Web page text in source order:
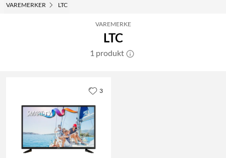
VAREMERKER LTC
VAREMERKE
LTC
1 produkt
3